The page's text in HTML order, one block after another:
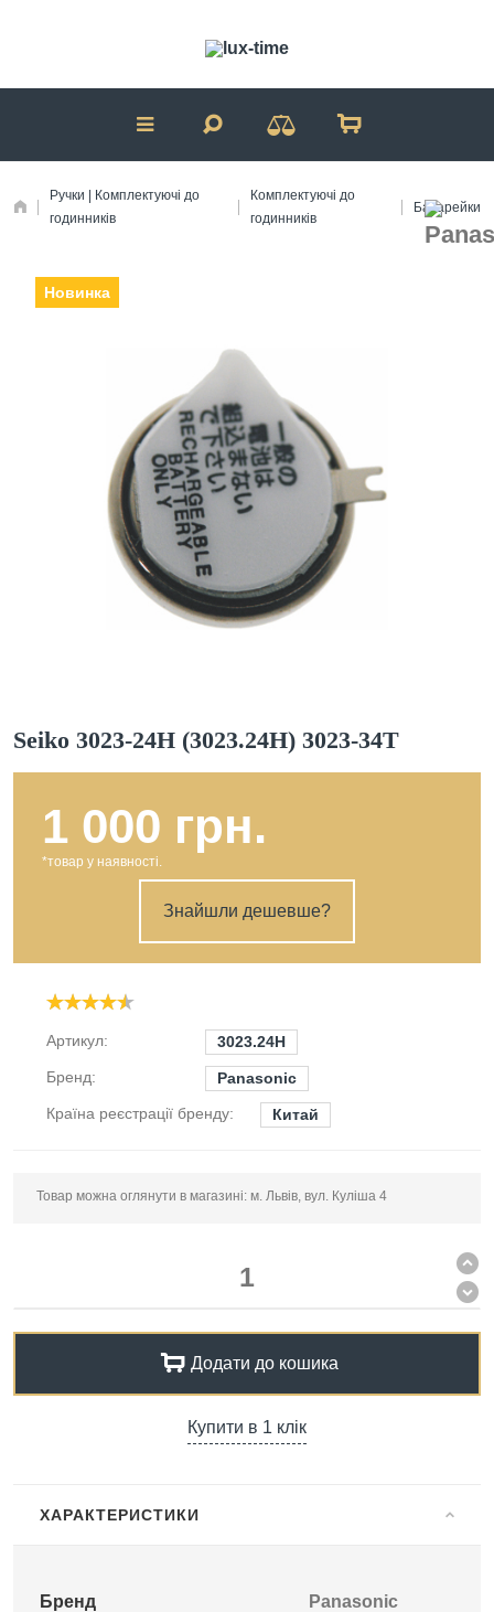
Ручки | Комплектуючі до
годинників
Комплектуючі до
годинників
Батарейки
Новинка
Seiko 3023-24H (3023.24H) 3023-34T
1 000 грн.
*товар у наявності.
Знайшли дешевше?
Артикул:
3023.24H
Бренд:
Panasonic
Країна реєстрації бренду:
Китай
Товар можна оглянути в магазині: м. Львів, вул. Куліша 4
Додати до кошика
Купити в 1 клік
ХАРАКТЕРИСТИКИ
Бренд Panasonic